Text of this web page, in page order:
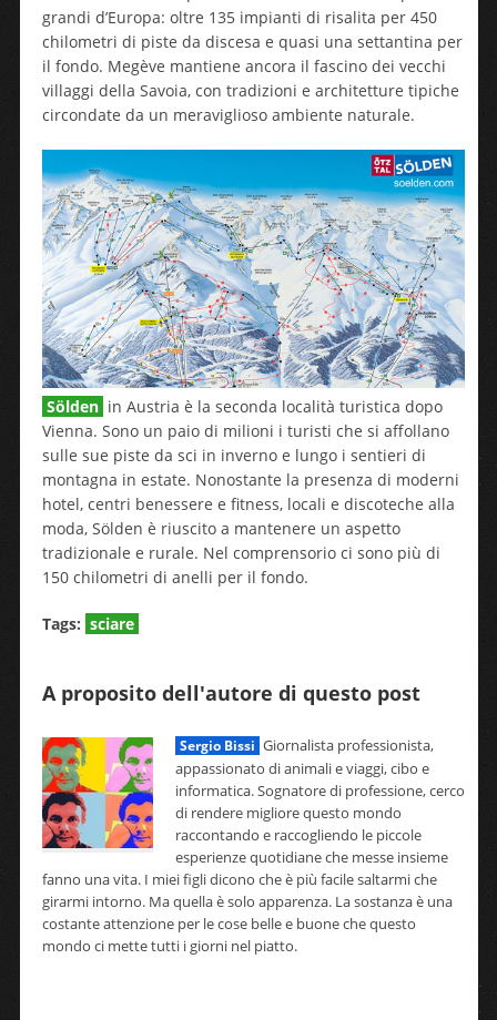
grandi d’Europa: oltre 135 impianti di risalita per 450
chilometri di piste da discesa e quasi una settantina per
il fondo. Megève mantiene ancora il fascino dei vecchi
villaggi della Savoia, con tradizioni e architetture tipiche
circondate da un meraviglioso ambiente naturale.
Sölden in Austria è la seconda località turistica dopo
Vienna. Sono un paio di milioni i turisti che si affollano
sulle sue piste da sci in inverno e lungo i sentieri di
montagna in estate. Nonostante la presenza di moderni
hotel, centri benessere e fitness, locali e discoteche alla
moda, Sölden è riuscito a mantenere un aspetto
tradizionale e rurale. Nel comprensorio ci sono più di
150 chilometri di anelli per il fondo.
Tags: sciare
A proposito dell'autore di questo post
Sergio Bissi Giornalista professionista,
appassionato di animali e viaggi, cibo e
informatica. Sognatore di professione, cerco
di rendere migliore questo mondo
raccontando e raccogliendo le piccole
esperienze quotidiane che messe insieme
fanno una vita. I miei figli dicono che è più facile saltarmi che
girarmi intorno. Ma quella è solo apparenza. La sostanza è una
costante attenzione per le cose belle e buone che questo
mondo ci mette tutti i giorni nel piatto.